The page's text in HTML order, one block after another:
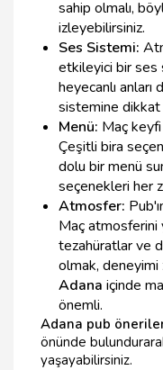
sahip olmalı,
izleyebilirsiniz.
Ses Sistemi:
etkileyici bir ses
heyecanlı anları
sistemine dikkat
Menü: Maç keyfi
Çeşitli bira
dolu bir menü
seçenekleri her
Atmosfer:
Maç atmosferini
tezahüratlar ve
olmak,
Adana içinde
önemli.
Adana pub
önünde
yaşayabilirsiniz.